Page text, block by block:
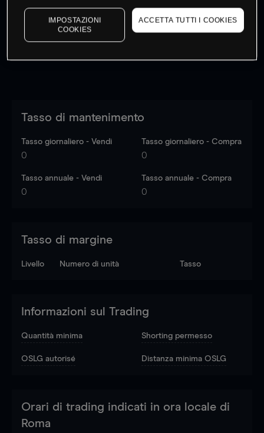
Log into see latest market data
Tasso di mantenimento
Tasso giornaliero - Vendi
0
Tasso giornaliero - Compra
0
Tasso annuale - Vendi
0
Tasso annuale - Compra
0
Tasso di margine
Livello Numero di unità Tasso
Informazioni sul Trading
Quantità minima Shorting permesso
OSLG autorisé Distanza minima OSLG
Orari di trading indicati in ora locale di
Roma
IMPOSTAZIONI
COOKIES
ACCETTA TUTTI I COOKIES